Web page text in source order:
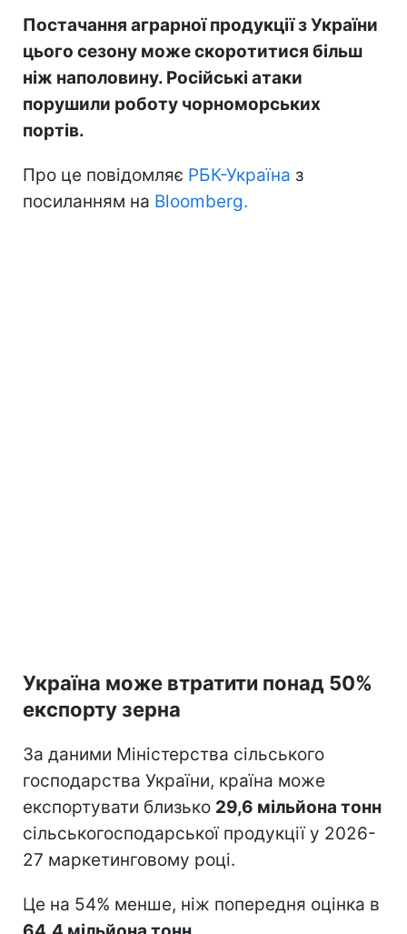
Постачання аграрної продукції з України
цього сезону може скоротитися більш
ніж наполовину. Російські атаки
порушили роботу чорноморських
портів.
Про це повідомляє РБК-Україна з
посиланням на Bloomberg.
Україна може втратити понад 50%
експорту зерна
За даними Міністерства сільського
господарства України, країна може
експортувати близько 29,6 мільйона тонн
сільськогосподарської продукції у 2026-
27 маркетинговому році.
Це на 54% менше, ніж попередня оцінка в